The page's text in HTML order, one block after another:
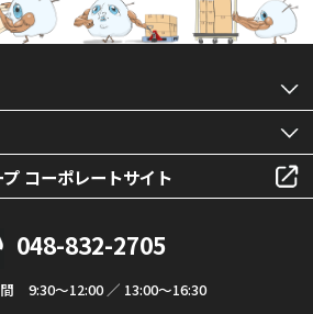
コーポレートサイト
048-832-2705
9:30～12:00 ／ 13:00～16:30